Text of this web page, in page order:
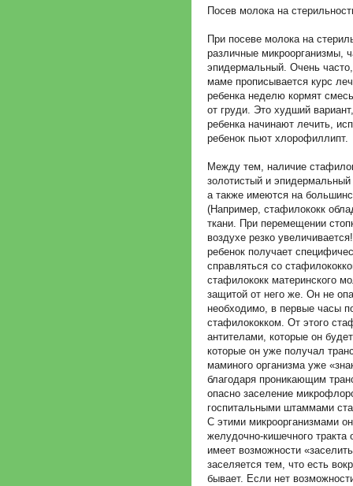
Посев молока на
При посеве молока на
различные микроорганизмы,
эпидермальный. Очень
маме прописывается курс
ребенка неделю кормят
от груди. Это худший
ребенка начинают лечить,
ребенок пьют хлорофиллипт.
Между тем, наличие
золотистый и
а также имеются на
(Например, стафилококк
ткани. При перемещении
воздухе резко
ребенок получает
справляться со
стафилококк материнского
защитой от него же. Он не
необходимо, в первые часы
стафилококком. От этого
антителами, которые он
которые он уже получал
маминого организма уже
благодаря проникающим
опасно заселение
госпитальными штаммами
С этими микроорганизмами
желудочно-кишечного
имеет возможности
заселяется тем, что есть
бывает. Если нет